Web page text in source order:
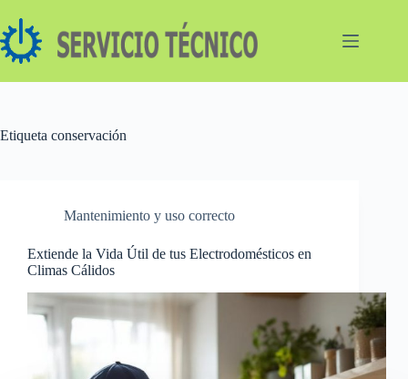
al
contenido
Etiqueta conservación
Mantenimiento y uso correcto
Extiende la Vida Útil de tus Electrodomésticos en
Climas Cálidos